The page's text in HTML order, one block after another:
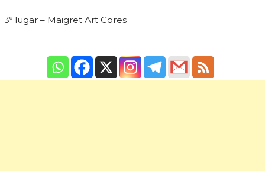
3º lugar – Maigret Art Cores